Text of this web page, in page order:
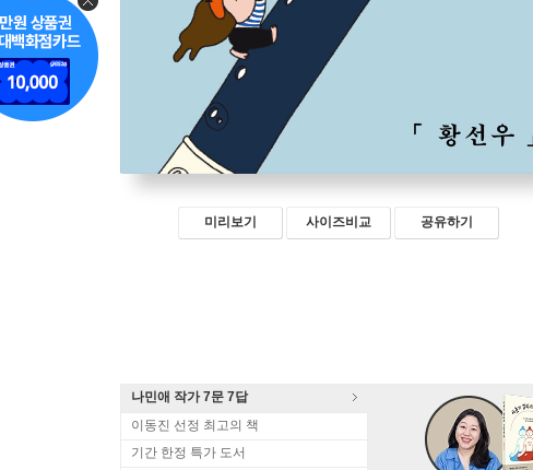
미리보기 사이즈비교 공유하기
나민애 작가 7문 7답
이동진 선정 최고의 책
기간 한정 특가 도서